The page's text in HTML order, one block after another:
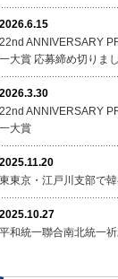
2026.6.15
22nd ANNIVERSARY
一大賞 応募締め切りま
2026.3.30
22nd ANNIVERSARY
一大賞
2025.11.20
東東京・江戸川支部で
2025.10.27
平和統一聯合南北統一